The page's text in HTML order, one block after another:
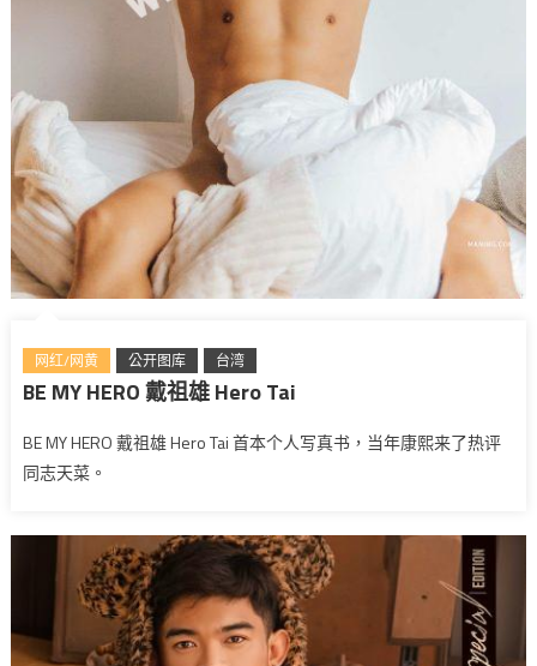
网红/网黄 公开图库 台湾
BE MY HERO 戴祖雄 Hero Tai
BE MY HERO 戴祖雄 Hero Tai 首本个人写真书，当年康熙来了热评
同志天菜。